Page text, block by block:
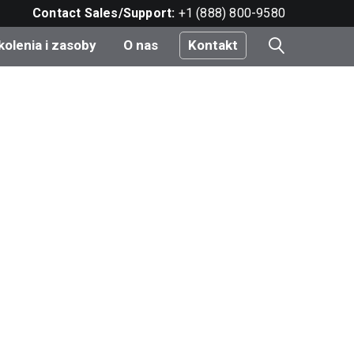
Contact Sales/Support: +1 (888) 800-9580
i zasoby O nas Kontakt